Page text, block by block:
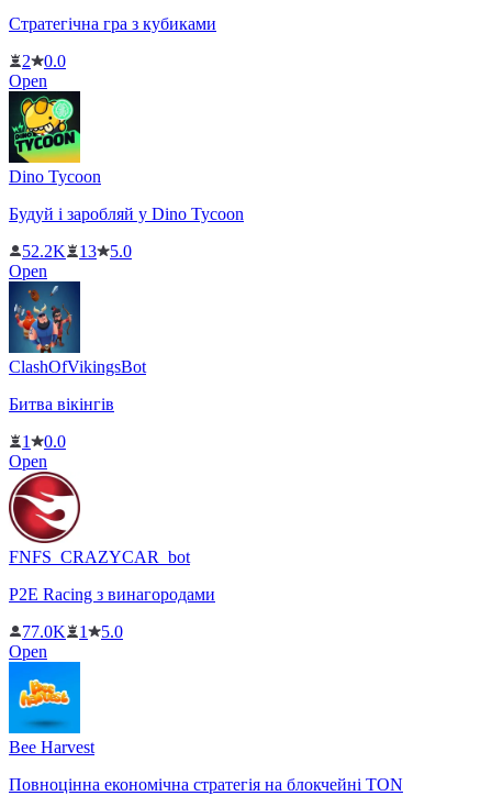
Стратегічна гра з кубиками
2
0.0
Open
Dino Tycoon
Будуй і заробляй у Dino Tycoon
52.2K
13
5.0
Open
ClashOfVikingsBot
Битва вікінгів
1
0.0
Open
FNFS_CRAZYCAR_bot
P2E Racing з винагородами
77.0K
1
5.0
Open
Bee Harvest
Повноцінна економічна стратегія на блокчейні TON